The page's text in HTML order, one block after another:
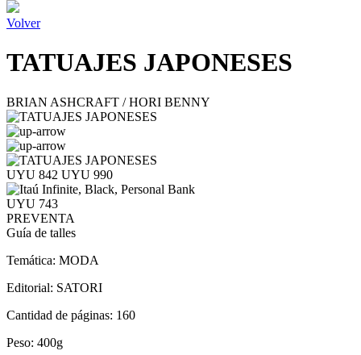
Volver
TATUAJES JAPONESES
BRIAN ASHCRAFT / HORI BENNY
UYU 842 UYU 990
UYU 743
PREVENTA
Guía de talles
Temática: MODA
Editorial: SATORI
Cantidad de páginas: 160
Peso: 400g